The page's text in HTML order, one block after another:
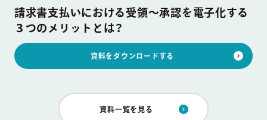
請求書支払いにおける受領～承認を電子化する
３つのメリットとは？
資料をダウンロードする
資料一覧を見る